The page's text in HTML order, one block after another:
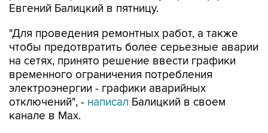
Евгений Балицкий в пятницу.
"Для проведения ремонтных работ, а также
чтобы предотвратить более серьезные аварии
на сетях, принято решение ввести графики
временного ограничения потребления
электроэнергии - графики аварийных
отключений", - написал Балицкий в своем
канале в Max.